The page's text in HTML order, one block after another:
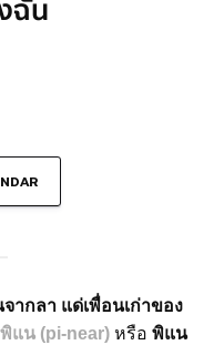
ฉัน
ากลา แด่เพื่อนเก่าของ
พิแน (pi-near) หรือ พิแน